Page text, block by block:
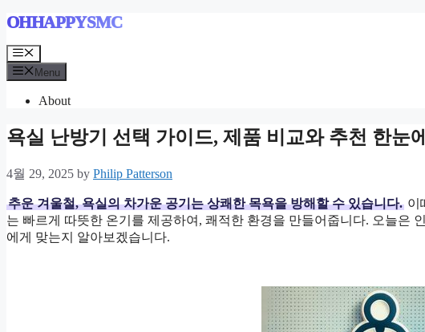
Skip
content
OHHAPPYSMC
Menu
Menu
About
욕실 난방기 선택 가이드, 제품 비교와 추천 한눈
4월 29, 2025 by Philip Patterson
추운 겨울철, 욕실의 차가운 공기는 상쾌한 목욕을 방해할 수 있습니다. 이
는 빠르게 따뜻한 온기를 제공하여, 쾌적한 환경을 만들어줍니다. 오늘은
에게 맞는지 알아보겠습니다.